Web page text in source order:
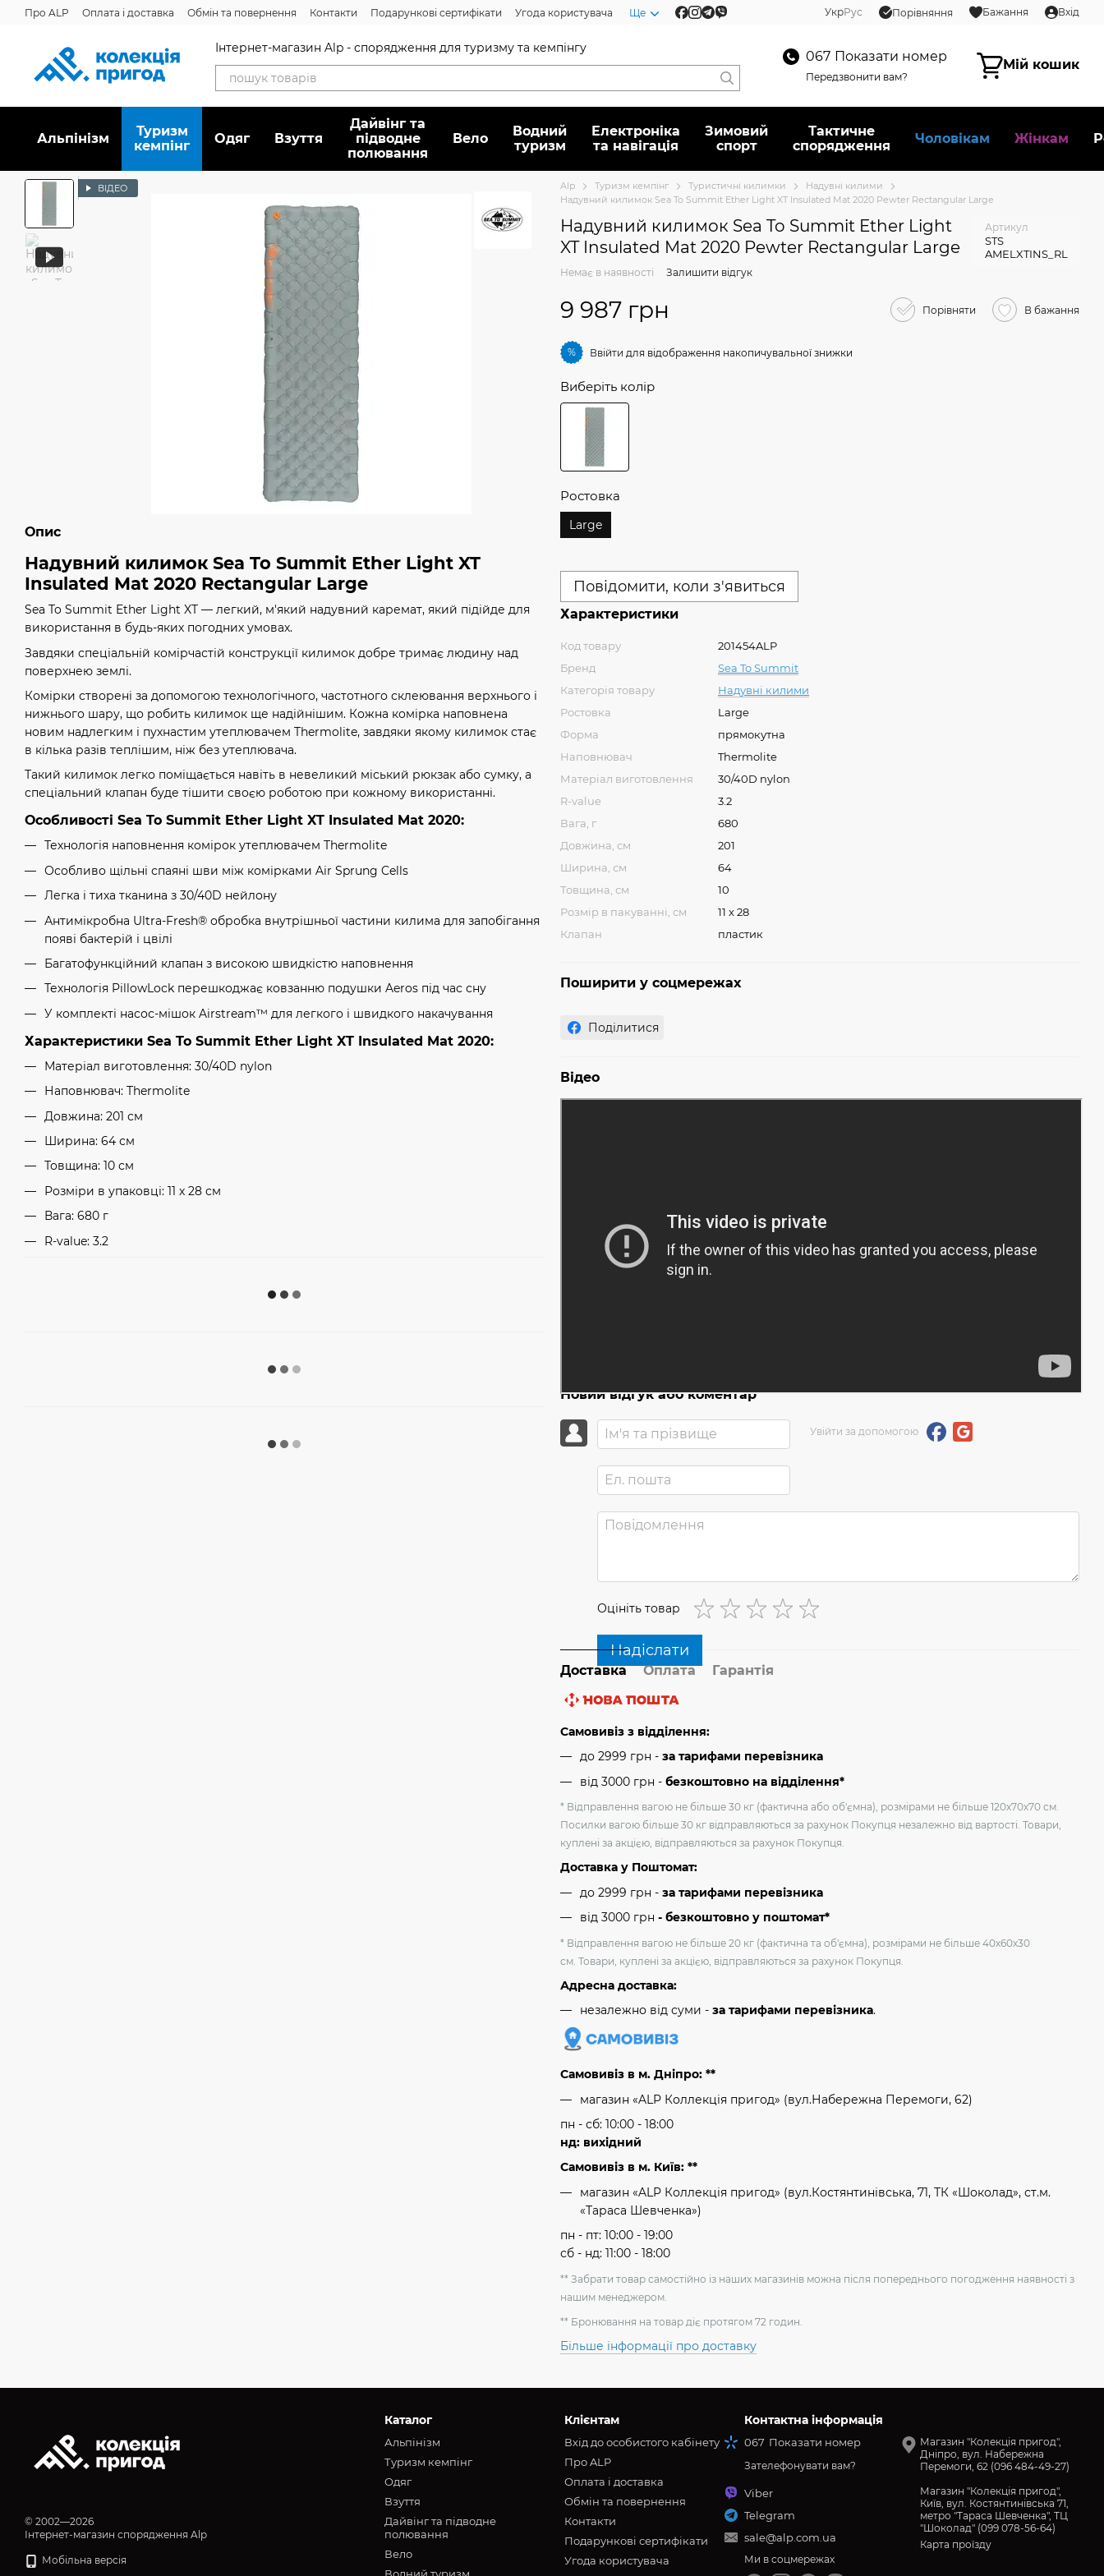
Перейти до основного контенту
Про ALP Оплата і доставка Обмін та повернення Контакти Подарункові сертифікати Угода користувача Ще УкрРус Порівняння Бажання Вхід
Інтернет-магазин Alp - спорядження для туризму та кемпінгу
067 Показати номер
Передзвонити вам?
Мій кошик
Альпінізм
Туризм
кемпінг
Oдяг Взуття
Дайвінг та
підводне
полювання
Вело
Водний
туризм
Електроніка
та навігація
Зимовий
спорт
Тактичне
спорядження
Чоловікам Жінкам
ВІДЕО
Опис
Надувний килимок Sea To Summit Ether Light XT
Insulated Mat 2020 Rectangular Large
Sea To Summit Ether Light XT — легкий, м'який надувний каремат, який підійде для
використання в будь-яких погодних умовах.
Завдяки спеціальній комірчастій конструкції килимок добре тримає людину над
поверхнею землі.
Комірки створені за допомогою технологічного, частотного склеювання верхнього і
нижнього шару, що робить килимок ще надійнішим. Кожна комірка наповнена
новим надлегким і пухнастим утеплювачем Thermolite, завдяки якому килимок стає
в кілька разів теплішим, ніж без утеплювача.
Такий килимок легко поміщається навіть в невеликий міський рюкзак або сумку, а
спеціальний клапан буде тішити своєю роботою при кожному використанні.
Особливості Sea To Summit Ether Light XT Insulated Mat 2020:
Технологія наповнення комірок утеплювачем Thermolite
Особливо щільні спаяні шви між комірками Air Sprung Cells
Легка і тиха тканина з 30/40D нейлону
Антимікробна Ultra-Fresh® обробка внутрішньої частини килима для запобігання
появі бактерій і цвілі
Багатофункційний клапан з високою швидкістю наповнення
Технологія PillowLock перешкоджає ковзанню подушки Aeros під час сну
У комплекті насос-мішок Airstream™ для легкого і швидкого накачування
Характеристики Sea To Summit Ether Light XT Insulated Mat 2020:
Матеріал виготовлення: 30/40D nylon
Наповнювач: Thermolite
Довжина: 201 см
Ширина: 64 см
Товщина: 10 см
Розміри в упаковці: 11 x 28 см
Вага: 680 г
R-value: 3.2
Alp Туризм кемпінг Туристичні килимки
Надувні килими
Надувний килимок Sea To Summit Ether Light XT Insulated Mat 2020 Pewter Rectangular Large
Надувний килимок Sea To Summit Ether Light
XT Insulated Mat 2020 Pewter Rectangular Large
Артикул
STS
AMELXTINS_RL
Немає в наявності Залишити відгук
9 987 грн Порівняти В бажання
% Ввійти для відображення накопичувальної знижки
Виберіть колір
Ростовка
Large
Повідомити, коли з'явиться
Характеристики
Код товару
201454ALP
Бренд
Sea To Summit
Категорія товару
Надувні килими
Ростовка
Large
Форма
прямокутна
Наповнювач
Thermolite
Матеріал виготовлення
30/40D nylon
R-value
3.2
Вага, г
680
Довжина, см
201
Ширина, см
64
Товщина, см
10
Розмір в пакуванні, см
11 x 28
Клапан
пластик
Поширити у соцмережах
Поділитися
Відео
Новий відгук або коментар
Увійти за допомогою
Оцініть товар
Надіслати
Доставка Оплата Гарантія
Самовивіз з відділення:
до 2999 грн - за тарифами перевізника
від 3000 грн - безкоштовно на відділення*
* Відправлення вагою не більше 30 кг (фактична або об'ємна), розмірами не більше 120х70х70 см.
Посилки вагою більше 30 кг відправляються за рахунок Покупця незалежно від вартості. Товари,
куплені за акцією, відправляються за рахунок Покупця.
Доставка у Поштомат:
до 2999 грн - за тарифами перевізника
від 3000 грн - безкоштовно у поштомат*
* Відправлення вагою не більше 20 кг (фактична та об'ємна), розмірами не більше 40х60х30
см. Товари, куплені за акцією, відправляються за рахунок Покупця.
Адресна доставка:
незалежно від суми - за тарифами перевізника.
Самовивіз в м. Дніпро: **
магазин «ALP Коллекція пригод» (вул.Набережна Перемоги, 62)
пн - сб: 10:00 - 18:00
нд: вихідний
Самовивіз в м. Київ: **
магазин «ALP Коллекція пригод» (вул.Костянтинівська, 71, ТК «Шоколад», ст.м.
«Тараса Шевченка»)
пн - пт: 10:00 - 19:00
сб - нд: 11:00 - 18:00
** Забрати товар самостійно із наших магазинів можна після попереднього погодження наявності з
нашим менеджером.
** Бронювання на товар діє протягом 72 годин.
Більше інформації про доставку
© 2002—2026
Інтернет-магазин спорядження Alp
Мобільна версія
Каталог
Альпінізм
Туризм кемпінг
Oдяг
Взуття
Дайвінг та підводне
полювання
Вело
Клієнтам
Вхід до особистого кабінету
Про ALP
Оплата і доставка
Обмін та повернення
Контакти
Подарункові сертифікати
Угода користувача
Контактна інформація
067 Показати номер
Зателефонувати вам?
Viber
Telegram
sale@alp.com.ua
Магазин "Колекція пригод",
Дніпро, вул. Набережна
Перемоги, 62 (096 484-49-27)
Магазин "Колекція пригод",
Київ, вул. Костянтинівська 71,
метро "Тараса Шевченка", ТЦ
"Шоколад" (099 078-56-64)
Карта проїзду
Ми в соцмережах